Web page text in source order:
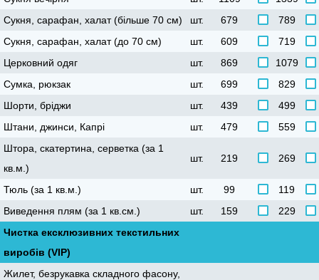
Сукня, сарафан, халат (більше 70 см)
шт. 679
789
Сукня, сарафан, халат (до 70 см)
шт. 609
719
Церковний одя
шт. 869
1079
Сумка, рюкзак
шт. 699
829
Шорти, бріджи
шт. 439
499
Штани, джинси, Капрі
шт. 479
559
Штора, скатертина, серветка (за 1
кв.м.)
шт. 219 269
Тюль (за 1 кв.м.) шт. 99
119
иведення плям (за 1 кв.см.)
шт. 159
229
Чистка ексклюзивних текстильних
иробів (VIP)
Жилет, безрукавка складного фасону,